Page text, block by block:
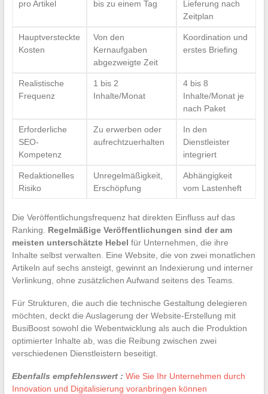
pro Artikel
bis zu einem Tag
Lieferung nach
Zeitplan
Hauptversteckte
Kosten
Von den
Kernaufgaben
abgezweigte Zeit
Koordination und
erstes Briefing
Realistische
Frequenz
1 bis 2
Inhalte/Monat
4 bis 8
Inhalte/Monat je
nach Paket
Erforderliche
SEO-
Kompetenz
Zu erwerben oder
aufrechtzuerhalten
In den
Dienstleister
integriert
Redaktionelles
Risiko
Unregelmäßigkeit,
Erschöpfung
Abhängigkeit
vom Lastenheft
Die Veröffentlichungsfrequenz hat direkten Einfluss auf das
Ranking. Regelmäßige Veröffentlichungen sind der am
meisten unterschätzte Hebel für Unternehmen, die ihre
Inhalte selbst verwalten. Eine Website, die von zwei monatlichen
Artikeln auf sechs ansteigt, gewinnt an Indexierung und interner
Verlinkung, ohne zusätzlichen Aufwand seitens des Teams.
Für Strukturen, die auch die technische Gestaltung delegieren
möchten, deckt die Auslagerung der Website-Erstellung mit
BusiBoost sowohl die Webentwicklung als auch die Produktion
optimierter Inhalte ab, was die Reibung zwischen zwei
verschiedenen Dienstleistern beseitigt.
Ebenfalls empfehlenswert : Wie Sie Ihr Unternehmen durch
Innovation und Digitalisierung voranbringen können